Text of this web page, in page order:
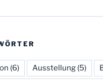
(6) Ausstellung (5)